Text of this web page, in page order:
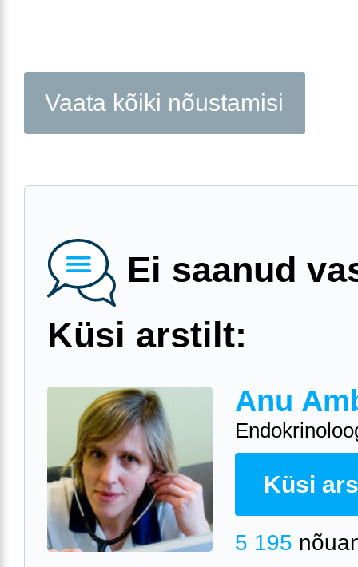
Vaata kõiki nõustamisi
Ei saanud
Küsi arstilt:
Anu
Küsi
5 195